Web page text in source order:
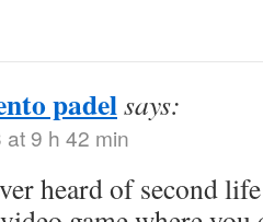
padelsays:
9 h 42 min
heard of second